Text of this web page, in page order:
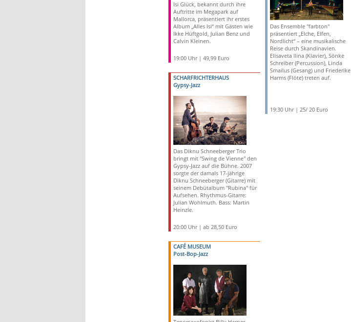
Isi Glück, bekannt durch ihre
Auftritte im Megapark auf
Mallorca, präsentiert ihr erstes
Album „Alles Isi“ mit Gästen wie
Ikke Hüftgold, Julian Benz und
Calvin Kleinen.
19:00 Uhr | 49,99 Euro
SCHARFRICHTERHAUS
Gypsy-Jazz
Das Diknu Schneeberger Trio
bringt mit "Swing de Vienne" den
Gypsy-Jazz auf die Bühne. 2007
sorgte der damals 17-jährige
Diknu Schneeberger (Gitarre) mit
seinem Debütalbum "Rubina" für
Aufsehen. Rhythmus-Gitarre:
Julian Wohlmuth. Bass: Martin
Heinzle.
20:00 Uhr | ab 28,50 Euro
CAFÉ MUSEUM
Post-Bop-Jazz
Das Ensemble "farbton"
präsentiert „Elche, Elfen,
Nordlicht“ – eine musikalische
Reise durch Skandinavien.
Elisaveta Ilina (Klavier), Sönke
Schreiber (Percussion), Linda
Smailus (Gesang) und Friederike
Harms (Flöte) treten auf.
19:30 Uhr | 25/ 20 Euro